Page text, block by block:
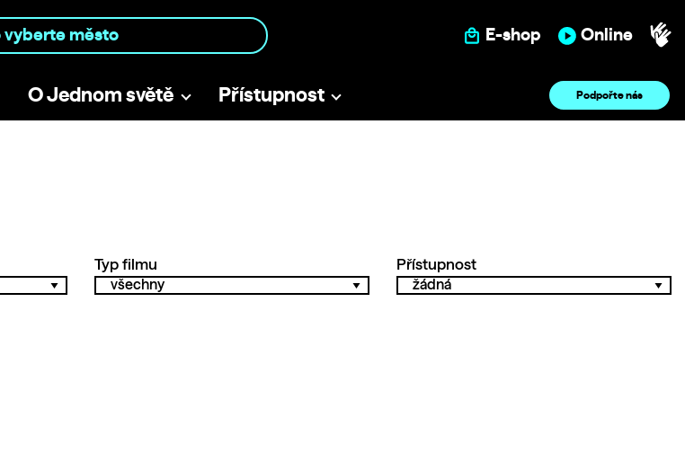
E-shop Online
O Jednom světě Přístupnost Podpořte nás
Typ filmu Přístupnost